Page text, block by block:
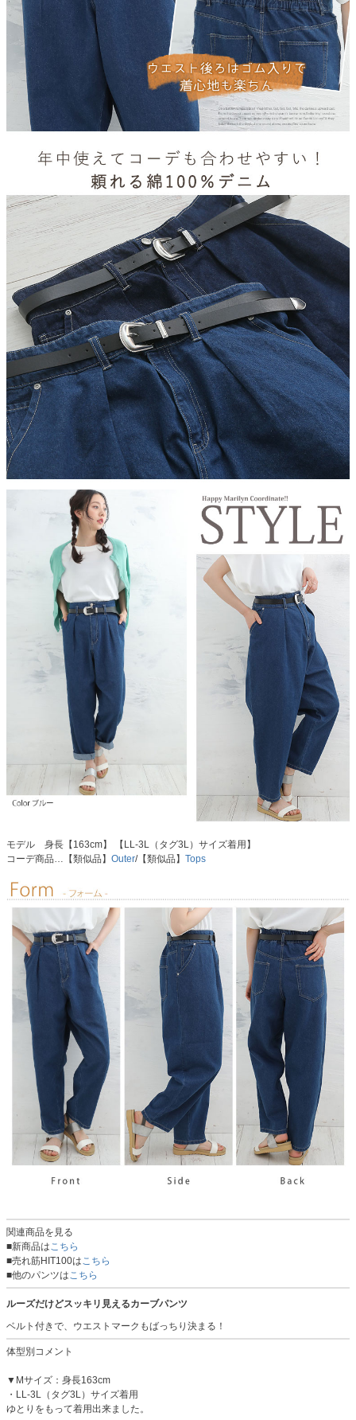
モデル 身長【163cm】 【LL-3L（タグ3L）サイズ着用】
コーデ商品…【類似品】 Outer/【類似品】 Tops
関連商品を見る
■新商品はこちら
■売れ筋HIT100はこちら
■他のパンツはこちら
ルーズだけどスッキリ見えるカーブパンツ
ベルト付きで、ウエストマークもばっちり決まる！
体型別コメント
▼Mサイズ：身長163cm
・LL-3L（タグ3L）サイズ着用
ゆとりをもって着用出来ました。